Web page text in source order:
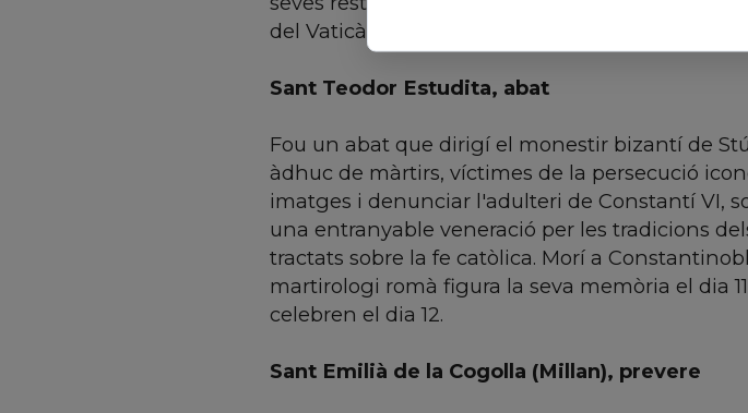
del Vaticà.
Sant Teodor Estudita, abat
Fou un abat que dirigí el monestir bizantí de
àdhuc de màrtirs, víctimes de la persecució
imatges i denunciar l'adulteri de Constantí VI,
una entranyable veneració per les tradicions
tractats sobre la fe catòlica. Morí a
martirologi romà figura la seva memòria el dia
celebren el dia 12.
Sant Emilià de la Cogolla (Millan), prevere